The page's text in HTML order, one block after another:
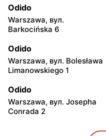
Odido
Warszawa, вул.
Barkocińska 6
Odido
Warszawa, вул. Bolesława
Limanowskiego 1
Odido
Warszawa, вул. Josepha
Conrada 2